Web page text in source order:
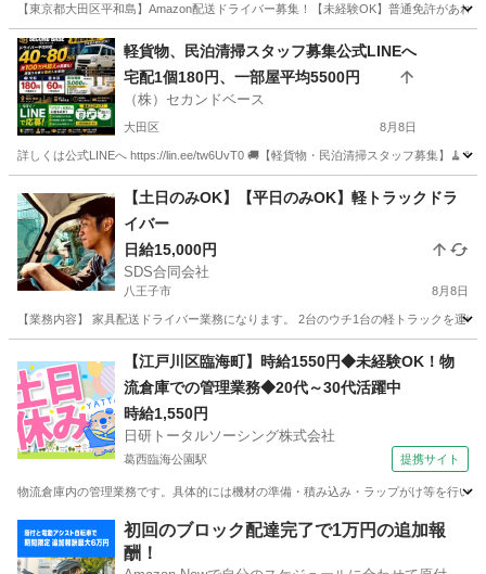
【東京都大田区平和島】Amazon配送ドライバー募集！【未経験OK】普通免許があ
東京 大田区 ドライバー Amazon
軽貨物、民泊清掃スタッフ募集公式LINEへ
宅配1個180円、一部屋平均5500円
（株）セカンドベース
大田区 8月8日
詳しくは公式LINEへ https://lin.ee/tw6UvT0 🚚【軽貨物・民泊清掃スタッフ募集】🧹 “
ドライバー スタッフ
【土日のみOK】【平日のみOK】軽トラックドラ
イバー
日給15,000円
SDS合同会社
八王子市 8月8日
【業務内容】 家具配送ドライバー業務になります。 2台のウチ1台の軽トラックを運
ドライバー 軽トラック
【江戸川区臨海町】時給1550円◆未経験OK！物
流倉庫での管理業務◆20代～30代活躍中
時給1,550円
日研トータルソーシング株式会社
葛西臨海公園駅 提携サイト
物流倉庫内の管理業務です。具体的には機材の準備・積み込み・ラップがけ等を行い
葛西臨海公園駅 ドライバー
初回のブロック配達完了で1万円の追加報
酬！